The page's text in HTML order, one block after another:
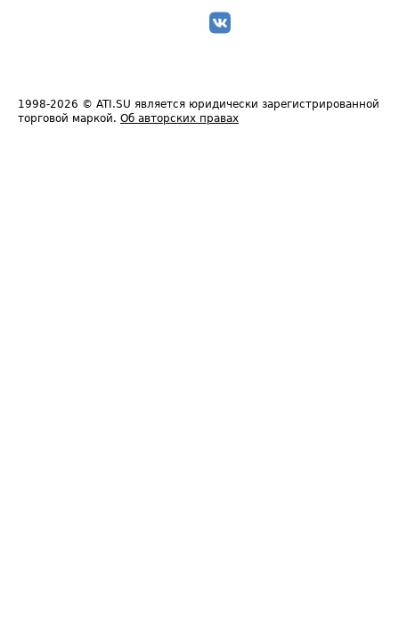
1998-2026 © ATI.SU является юридически зарегистрированной
торговой маркой. Об авторских правах